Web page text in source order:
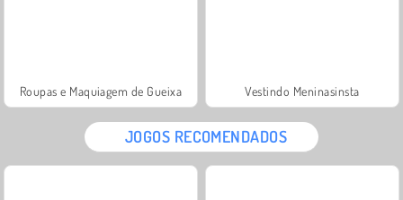
Roupas e Maquiagem de Gueixa Vestindo Meninasinsta
JOGOS RECOMENDADOS